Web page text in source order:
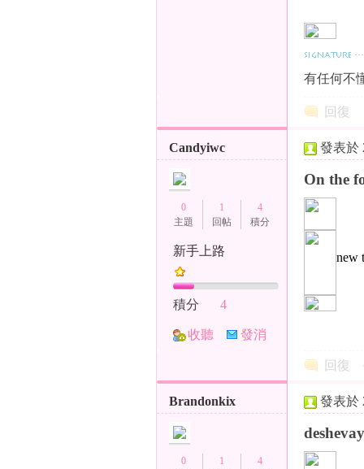
有任何不
回復
Candyiwc
0
主題
1
回帖
4
積分
新手上路
積分 4
收聽
發消
發表於
On the
new
回復
Brandonkix
0
1
4
發表於